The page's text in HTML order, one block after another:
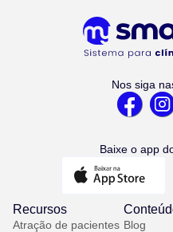
Nos siga
Baixe o app
Recursos
Atração de pacientes Blog